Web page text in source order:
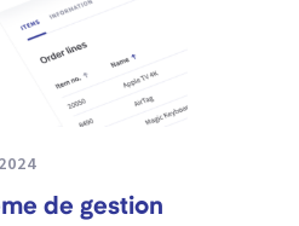
de gestion